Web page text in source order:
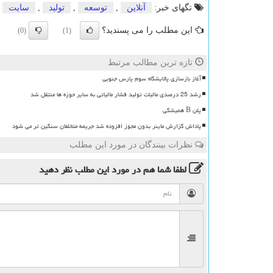
تگهای خبر: آنلاین توسعه تولید سایت
این مطلب را می پسندید؟ (1)
(0)
تازه ترین مطالب مرتبط
آغاز بازسازی پالایشگاه سوم پارس جنوبی
رشد 25 درصدی مالیات تولید فشار مالیاتی به سایر حوزه ها منتقل شد
پلن B همیشگی
پاداش گزارش ماینر بدون مجوز افزوده شد جریمه متخلفان سنگین تر می شود
نظرات بینندگان در مورد این مطلب
لطفا شما همدر مورد این مطلبنظر دهید